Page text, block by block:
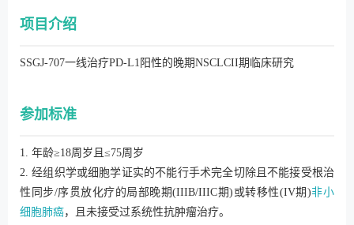
项目介绍
SSGJ-707一线治疗PD-L1阳性的晚期NSCLCII期临床研究
参加标准
1. 年龄≥18周岁且≤75周岁
2. 经组织学或细胞学证实的不能行手术完全切除且不能接受根治
性同步/序贯放化疗的局部晚期(IIIB/IIIC期)或转移性(IV期)非小
细胞肺癌，且未接受过系统性抗肿瘤治疗。